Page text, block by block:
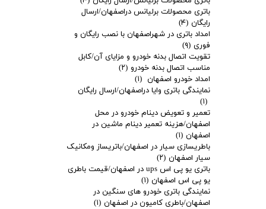
باتری محصولات برلیانس دراصفهان/ارسال
رایگان (۴)
امداد باتری در شهراصفهان با نصب رایگان و
فوری (۹)
تقویت اتصال بدنه خودرو و مزایای آن/کابل
مناسب اتصال بدنه خودرو (۲)
امداد خودرو اصفهان (۱)
نمایندگی باتری وایا دراصفهان/ارسال رایگان
(۱)
تعمیر و تعویض دینام خودرو در محل
اصفهان/هزینه تعمیر دینام ماشین در
اصفهان (۱)
باطریسازی سیار در اصفهان/باتریساز ومکانیک
سیار اصفهان (۲)
باتری یو پی اس ups در اصفهان/قیمت باطری
یو پی اس اصفهان (۱)
نمایندگی باتری خودرو های سنگین در
اصفهان/باطری کامیون در اصفهان (۱)